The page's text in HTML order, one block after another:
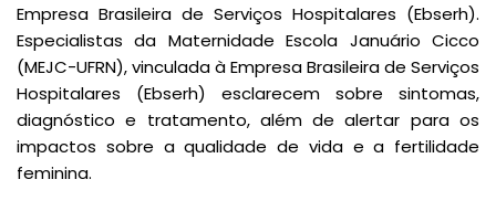
Empresa Brasileira de Serviços Hospitalares (Ebserh).
Especialistas da Maternidade Escola Januário Cicco
(MEJC-UFRN), vinculada à Empresa Brasileira de Serviços
Hospitalares (Ebserh) esclarecem sobre sintomas,
diagnóstico e tratamento, além de alertar para os
impactos sobre a qualidade de vida e a fertilidade
feminina.